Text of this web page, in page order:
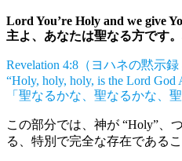
Lord You’re Holy and we give
主よ、あなたは聖なる方です
Revelation 4:8（ヨハネの黙示録
“Holy, holy, holy, is the Lord
「聖なるかな、聖なるかな、
この部分では、神が “Holy”、
る、特別で完全な存在である